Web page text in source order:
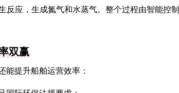
反应，生成氮气和水蒸气。整个过程由智能控
双赢
能提升船舶运营效率：